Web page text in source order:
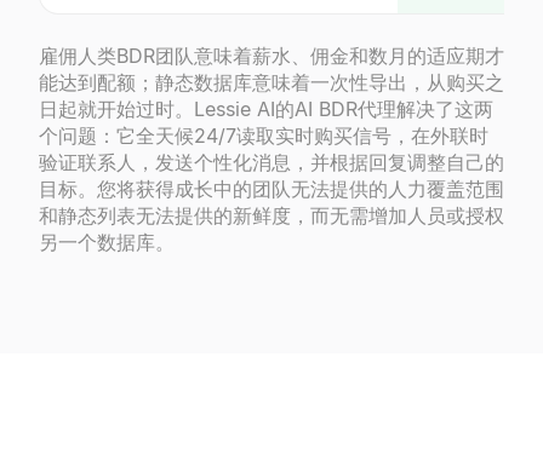
雇佣人类BDR团队意味着薪水、佣金和数月的适应期才
能达到配额；静态数据库意味着一次性导出，从购买之
日起就开始过时。Lessie AI的AI BDR代理解决了这两
个问题：它全天候24/7读取实时购买信号，在外联时
验证联系人，发送个性化消息，并根据回复调整自己的
目标。您将获得成长中的团队无法提供的人力覆盖范围
和静态列表无法提供的新鲜度，而无需增加人员或授权
另一个数据库。